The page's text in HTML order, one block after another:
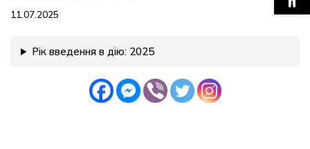
11.07.2025
Рік введення в дію: 2025